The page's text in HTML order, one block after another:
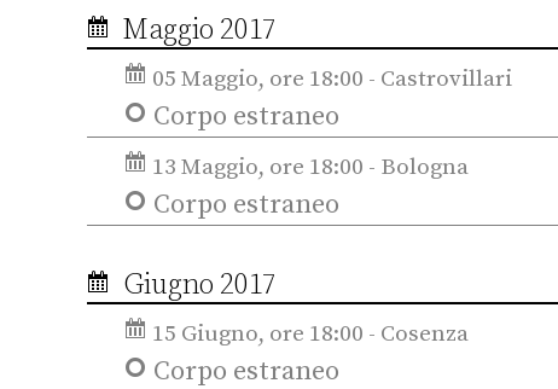
Maggio 2017
05 Maggio, ore 18:00 - Castrovillari
Corpo estraneo
13 Maggio, ore 18:00 - Bologna
Corpo estraneo
Giugno 2017
15 Giugno, ore 18:00 - Cosenza
Corpo estraneo